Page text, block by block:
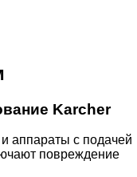
Karcher
аппараты с подачей
повреждение